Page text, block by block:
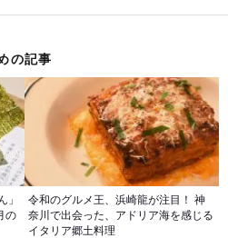
の記事
」
の
令和のグルメ王、浜崎龍が注目！ 神
奈川で出会った、アドリア海を感じる
イタリア郷土料理